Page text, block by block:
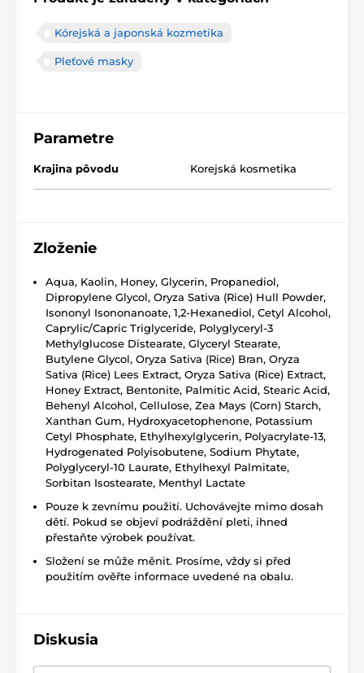
Kórejská a japonská kozmetika
Pleťové masky
Parametre
Krajina pôvodu Korejská kosmetika
Zloženie
Aqua, Kaolin, Honey, Glycerin, Propanediol,
Dipropylene Glycol, Oryza Sativa (Rice) Hull Powder,
Isononyl Isononanoate, 1,2-Hexanediol, Cetyl Alcohol,
Caprylic/Capric Triglyceride, Polyglyceryl-3
Methylglucose Distearate, Glyceryl Stearate,
Butylene Glycol, Oryza Sativa (Rice) Bran, Oryza
Sativa (Rice) Lees Extract, Oryza Sativa (Rice) Extract,
Honey Extract, Bentonite, Palmitic Acid, Stearic Acid,
Behenyl Alcohol, Cellulose, Zea Mays (Corn) Starch,
Xanthan Gum, Hydroxyacetophenone, Potassium
Cetyl Phosphate, Ethylhexylglycerin, Polyacrylate-13,
Hydrogenated Polyisobutene, Sodium Phytate,
Polyglyceryl-10 Laurate, Ethylhexyl Palmitate,
Sorbitan Isostearate, Menthyl Lactate
Pouze k zevnímu použití. Uchovávejte mimo dosah
dětí. Pokud se objeví podráždění pleti, ihned
přestaňte výrobek používat.
Složení se může měnit. Prosíme, vždy si před
použitím ověřte informace uvedené na obalu.
Diskusia